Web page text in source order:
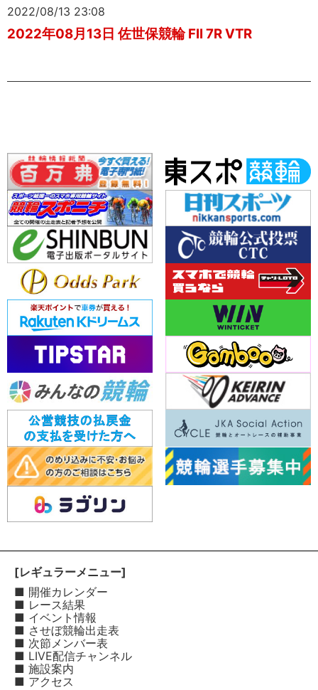
2022/08/13 23:08
2022年08月13日 佐世保競輪 FII 7R VTR
[レギュラーメニュー]
■ 開催カレンダー
■ レース結果
■ イベント情報
■ させぼ競輪出走表
■ 次節メンバー表
■ LIVE配信チャンネル
■ 施設案内
■ アクセス